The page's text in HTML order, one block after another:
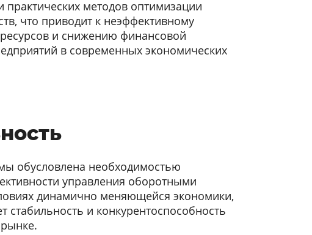
практических методов оптимизации
что приводит к неэффективному
и снижению финансовой
в современных экономических
обусловлена необходимостью
управления оборотными
динамично меняющейся экономики,
стабильность и конкурентоспособность